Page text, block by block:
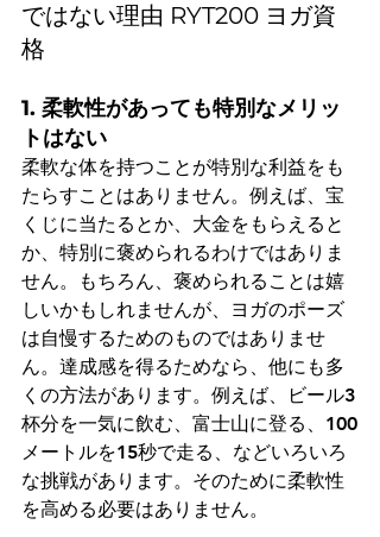
ではない理由 RYT200 ヨガ資
格
1. 柔軟性があっても特別なメリッ
トはない
柔軟な体を持つことが特別な利益をも
たらすことはありません。例えば、宝
くじに当たるとか、大金をもらえると
か、特別に褒められるわけではありま
せん。もちろん、褒められることは嬉
しいかもしれませんが、ヨガのポーズ
は自慢するためのものではありませ
ん。達成感を得るためなら、他にも多
くの方法があります。例えば、ビール3
杯分を一気に飲む、富士山に登る、100
メートルを15秒で走る、などいろいろ
な挑戦があります。そのために柔軟性
を高める必要はありません。